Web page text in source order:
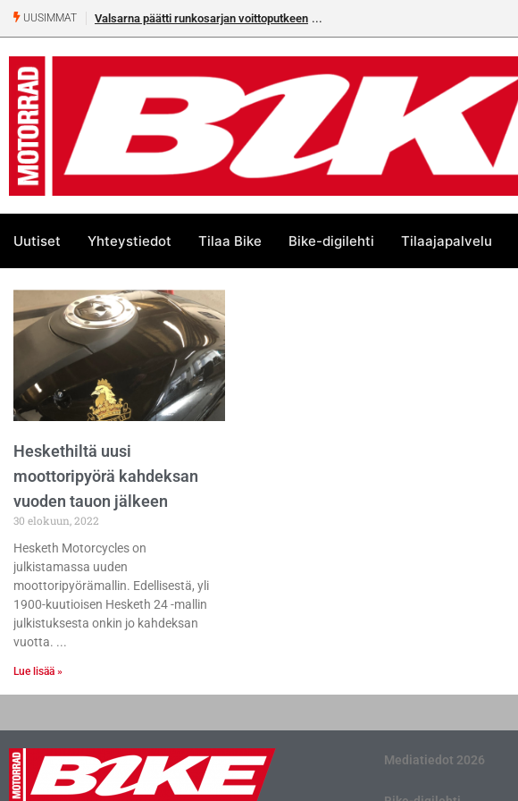
UUSIMMAT Valsarna päätti runkosarjan voittoputkeen
Uutiset Yhteystiedot Tilaa Bike Bike-digilehti Tilaajapalvelu
Heskethiltä uusi
moottoripyörä kahdeksan
vuoden tauon jälkeen
30 elokuun, 2022
Hesketh Motorcycles on
julkistamassa uuden
moottoripyörämallin. Edellisestä, yli
1900-kuutioisen Hesketh 24 -mallin
julkistuksesta onkin jo kahdeksan
vuotta.
Lue lisää »
Mediatiedot 2026